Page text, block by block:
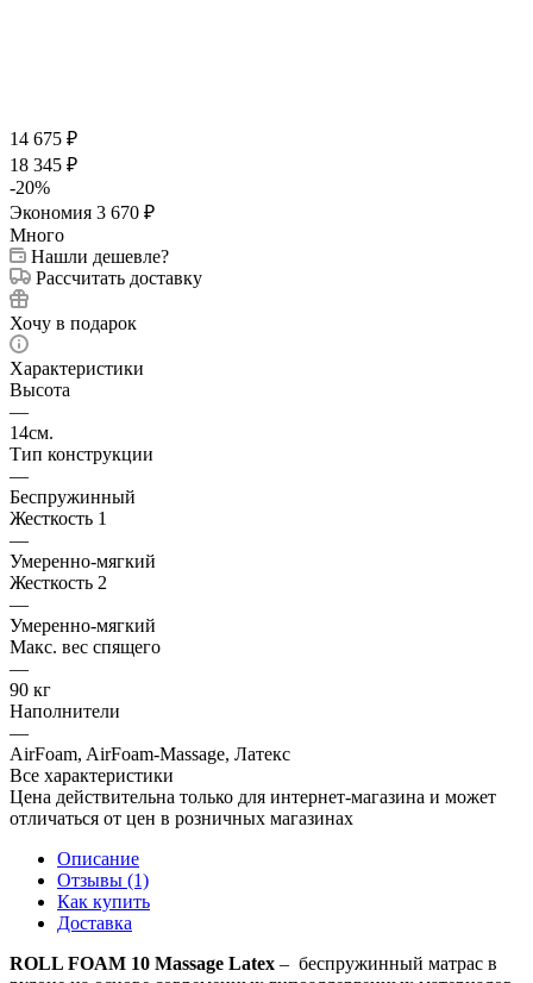
14 675 ₽
18 345 ₽
-20%
Экономия 3 670 ₽
Много
Нашли дешевле?
Рассчитать доставку
Хочу в подарок
Характеристики
Высота
—
14см.
Тип конструкции
—
Беспружинный
Жесткость 1
—
Умеренно-мягкий
Жесткость 2
—
Умеренно-мягкий
Макс. вес спящего
—
90 кг
Наполнители
—
AirFoam, AirFoam-Massage, Латекс
Все характеристики
Цена действительна только для интернет-магазина и может
отличаться от цен в розничных магазинах
Описание
Отзывы (1)
Как купить
Доставка
ROLL FOAM 10 Massage Latex – беспружинный матрас в